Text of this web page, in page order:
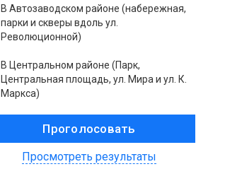
В Автозаводском районе (набережная,
парки и скверы вдоль ул.
Революционной)
В Центральном районе (Парк,
Центральная площадь, ул. Мира и ул. К.
Маркса)
Просмотреть результаты